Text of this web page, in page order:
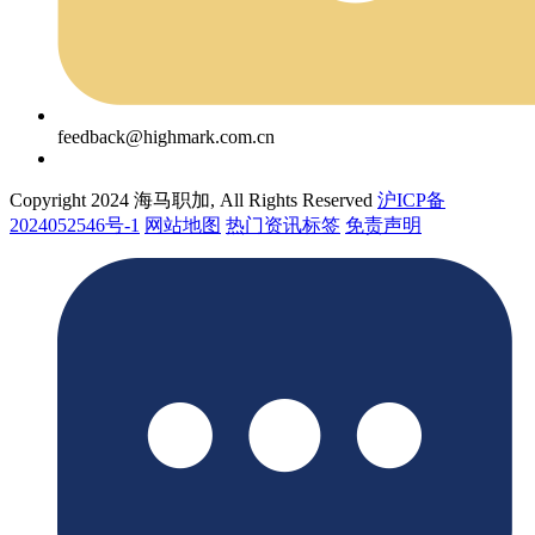
feedback@highmark.com.cn
Copyright 2024 海马职加, All Rights Reserved 沪ICP备
2024052546号-1 网站地图 热门资讯标签 免责声明